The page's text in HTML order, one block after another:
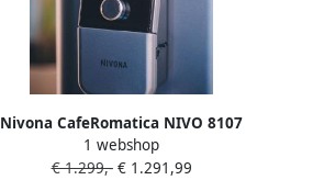
Nivona CafeRomatica NIVO 8107
volautomatische koffiemachine
voor liefhebbers van warme én
1 webshop
€ 1.299,-€ 1.291,99